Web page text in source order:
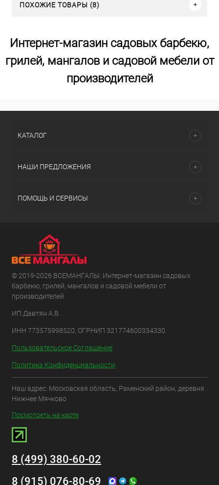
ПОХОЖИЕ ТОВАРЫ (8)
Интернет-магазин садовых барбекю,
грилей, мангалов и садовой мебели от
производителей
КАТАЛОГ
НАШИ ПРЕДЛОЖЕНИЯ
ПОМОЩЬ И СЕРВИСЫ
© 2019-2026 ВСЕМАНГАЛЫ. Интернет-магазин садовых
барбекю, грилей, мангалов и садовой мебели от
производителей
ИП Давтян А.В.
ИНН 773575998520, ОГРНИП 321774600334330
Пользовательское Соглашение
Политика Конфиденциальности
Наш адрес: Московская область, Раменский район, деревня
Нижнее Мячково
Посмотреть на карте
8 (499) 380-60-02
8 (915) 076-80-69